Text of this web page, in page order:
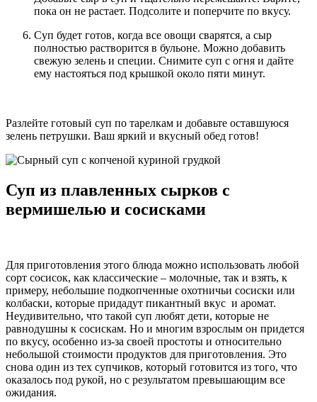
пока он не растает. Подсолите и поперчите по вкусу.
Суп будет готов, когда все овощи сварятся, а сыр
полностью растворится в бульоне. Можно добавить
свежую зелень и специи. Снимите суп с огня и дайте
ему настояться под крышкой около пяти минут.
Разлейте готовый суп по тарелкам и добавьте оставшуюся
зелень петрушки. Ваш яркий и вкусный обед готов!
Суп из плавленных сырков с
вермишелью и сосисками
Для приготовления этого блюда можно использовать любой
сорт сосисок, как классические – молочные, так и взять, к
примеру, небольшие подкопченные охотничьи сосиски или
колбаски, которые придадут пикантный вкус и аромат.
Неудивительно, что такой суп любят дети, которые не
равнодушны к сосискам. Но и многим взрослым он придется
по вкусу, особенно из-за своей простоты и относительно
небольшой стоимости продуктов для приготовления. Это
снова один из тех супчиков, который готовится из того, что
оказалось под рукой, но с результатом превышающим все
ожидания.